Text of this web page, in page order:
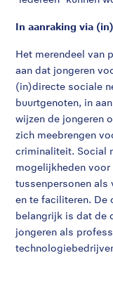
In aanraking via
Het merendeel van
aan dat jongeren
(in)directe sociale
buurtgenoten, in
wijzen de jongeren
zich meebrengen
criminaliteit. Social
mogelijkheden voor
tussenpersonen
en te faciliteren. De
belangrijk is dat de
jongeren als